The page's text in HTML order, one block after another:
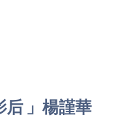
」楊謹華